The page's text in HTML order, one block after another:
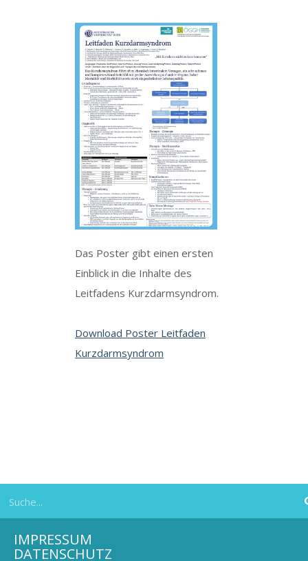
Das Poster gibt einen ersten
Einblick in die Inhalte des
Leitfadens Kurzdarmsyndrom.
Download Poster Leitfaden
Kurzdarmsyndrom
IMPRESSUM
DATENSCHUTZ